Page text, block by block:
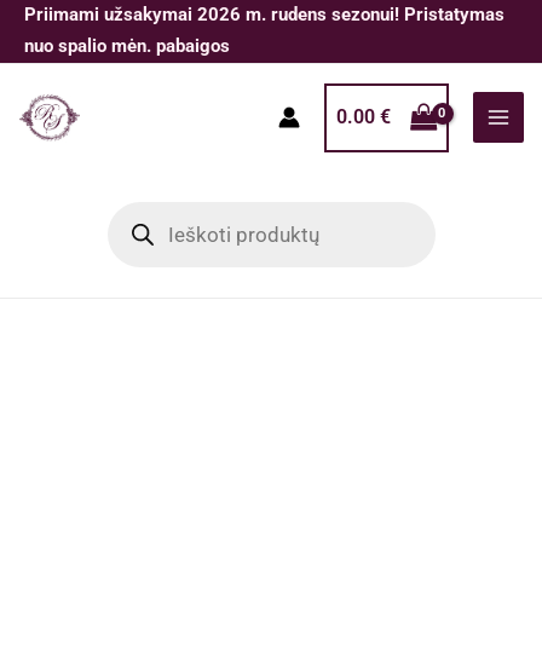
Pereiti
prie
Priimami užsakymai 2026 m. rudens sezonui! Pristatymas
nuo spalio mėn. pabaigos
0.00 €
search